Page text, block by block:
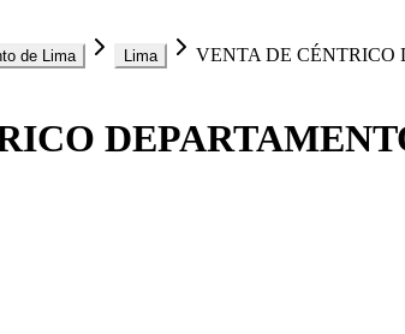
de Lima Lima
VENTA DE CÉNTRICO